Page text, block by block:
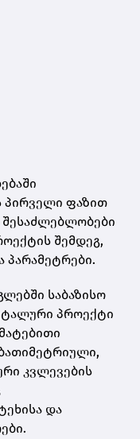
პირველი ფაზით
შემდეგ,
საბაზისო
პროექტი
კვლევების
და